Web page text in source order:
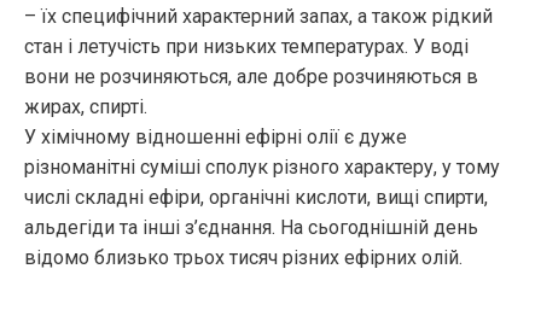
– їх специфічний характерний запах, а також рідкий
стан і летучість при низьких температурах. У воді
вони не розчиняються, але добре розчиняються в
жирах, спирті.
У хімічному відношенні ефірні олії є дуже
різноманітні суміші сполук різного характеру, у тому
числі складні ефіри, органічні кислоти, вищі спирти,
альдегіди та інші з’єднання. На сьогоднішній день
відомо близько трьох тисяч різних ефірних олій.